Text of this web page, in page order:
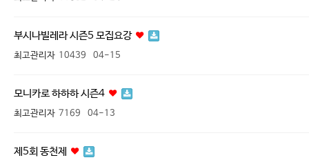
부시나빌레라 시즌5 모집요강
최고관리자 10439 04-15
모니카로 하하하 시즌4
최고관리자 7169 04-13
제5회 동천제